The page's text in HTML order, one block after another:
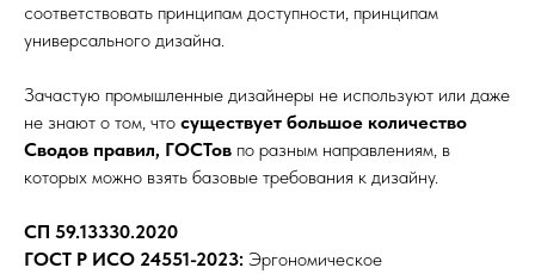
соответствовать принципам доступности, принципам
универсального дизайна.
Зачастую промышленные дизайнеры не используют или даже
не знают о том, что существует большое количество
Сводов правил, ГОСТов по разным направлениям, в
которых можно взять базовые требования к дизайну.
СП 59.13330.2020
ГОСТ Р ИСО 24551-2023: Эргономическое